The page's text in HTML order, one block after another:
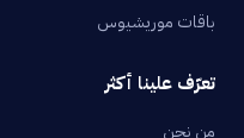
باقات موريشيوس
تعرّف علينا أكثر
من نحن